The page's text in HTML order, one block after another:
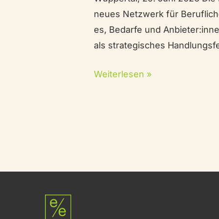
neues Netzwerk für
es, Bedarfe und
als strategisches
Weiterlesen »